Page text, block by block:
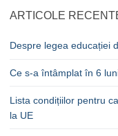
ARTICOLE
Despre legea educației
Ce s-a întâmplat în 6
Lista condițiilor pentru
la UE